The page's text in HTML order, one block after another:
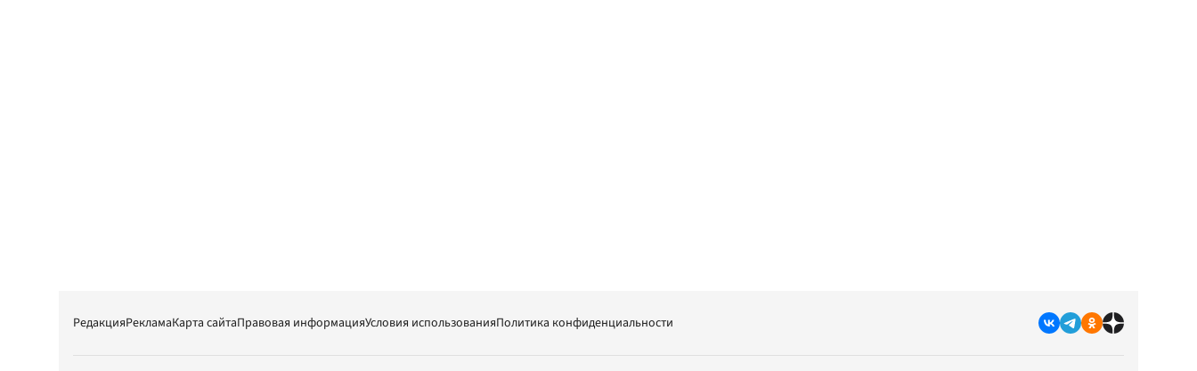
РедакцияРекламаКарта сайтаПравовая информацияУсловия использованияПолитика конфиденциальности